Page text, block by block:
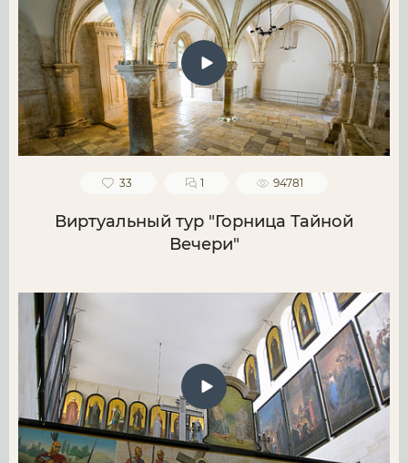
33 1 94781
Виртуальный тур "Горница Тайной
Вечери"